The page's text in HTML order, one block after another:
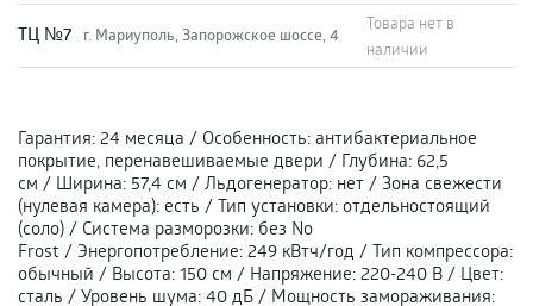
ТЦ №7 г. Мариуполь, Запорожское шоссе, 4
Товара нет в
наличии
Гарантия: 24 месяца / Особенность: антибактериальное
покрытие, перенавешиваемые двери / Глубина: 62,5
см / Ширина: 57,4 см / Льдогенератор: нет / Зона свежести
(нулевая камера): есть / Тип установки: отдельностоящий
(соло) / Система разморозки: без No
Frost / Энергопотребление: 249 кВтч/год / Тип компрессора:
обычный / Высота: 150 см / Напряжение: 220-240 В / Цвет:
сталь / Уровень шума: 40 дБ / Мощность замораживания: